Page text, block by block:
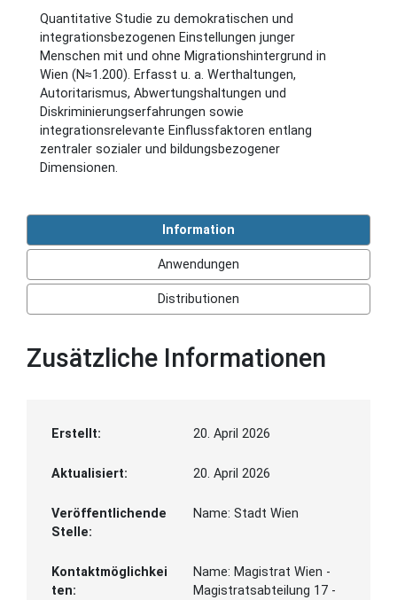
Quantitative Studie zu demokratischen und
integrationsbezogenen Einstellungen junger
Menschen mit und ohne Migrationshintergrund in
Wien (N≈1.200). Erfasst u. a. Werthaltungen,
Autoritarismus, Abwertungshaltungen und
Diskriminierungserfahrungen sowie
integrationsrelevante Einflussfaktoren entlang
zentraler sozialer und bildungsbezogener
Dimensionen.
Information
Anwendungen
Distributionen
Zusätzliche Informationen
Erstellt: 20. April 2026
Aktualisiert: 20. April 2026
Veröffentlichende
Stelle:
Name: Stadt Wien
Kontaktmöglichkei
ten:
Name: Magistrat Wien -
Magistratsabteilung 17 -